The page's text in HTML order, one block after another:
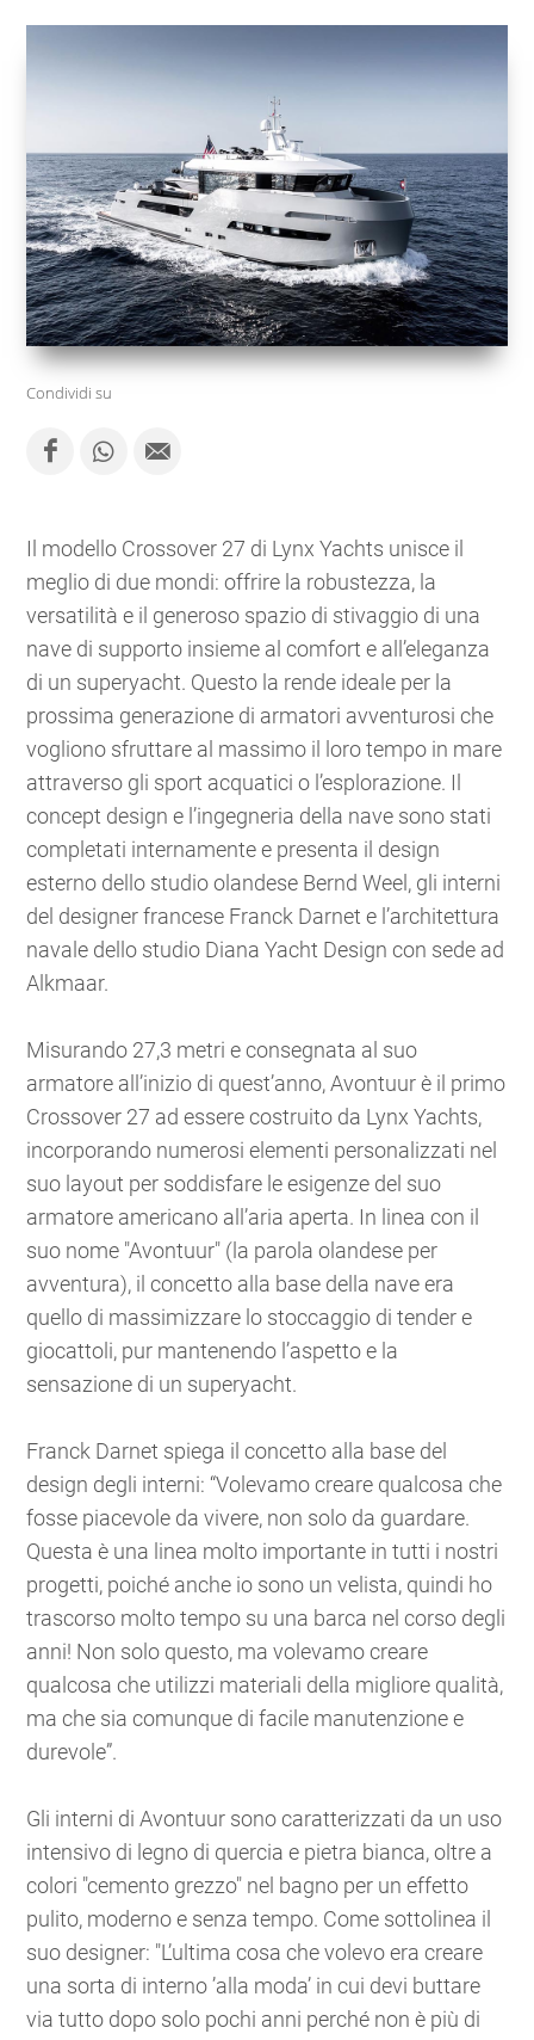
Condividi su
Il modello Crossover 27 di Lynx Yachts unisce il
meglio di due mondi: offrire la robustezza, la
versatilità e il generoso spazio di stivaggio di una
nave di supporto insieme al comfort e all’eleganza
di un superyacht. Questo la rende ideale per la
prossima generazione di armatori avventurosi che
vogliono sfruttare al massimo il loro tempo in mare
attraverso gli sport acquatici o l’esplorazione. Il
concept design e l’ingegneria della nave sono stati
completati internamente e presenta il design
esterno dello studio olandese Bernd Weel, gli interni
del designer francese Franck Darnet e l’architettura
navale dello studio Diana Yacht Design con sede ad
Alkmaar.
Misurando 27,3 metri e consegnata al suo
armatore all’inizio di quest’anno, Avontuur è il primo
Crossover 27 ad essere costruito da Lynx Yachts,
incorporando numerosi elementi personalizzati nel
suo layout per soddisfare le esigenze del suo
armatore americano all’aria aperta. In linea con il
suo nome "Avontuur" (la parola olandese per
avventura), il concetto alla base della nave era
quello di massimizzare lo stoccaggio di tender e
giocattoli, pur mantenendo l’aspetto e la
sensazione di un superyacht.
Franck Darnet spiega il concetto alla base del
design degli interni: “Volevamo creare qualcosa che
fosse piacevole da vivere, non solo da guardare.
Questa è una linea molto importante in tutti i nostri
progetti, poiché anche io sono un velista, quindi ho
trascorso molto tempo su una barca nel corso degli
anni! Non solo questo, ma volevamo creare
qualcosa che utilizzi materiali della migliore qualità,
ma che sia comunque di facile manutenzione e
durevole”.
Gli interni di Avontuur sono caratterizzati da un uso
intensivo di legno di quercia e pietra bianca, oltre a
colori "cemento grezzo" nel bagno per un effetto
pulito, moderno e senza tempo. Come sottolinea il
suo designer: "L’ultima cosa che volevo era creare
una sorta di interno ’alla moda’ in cui devi buttare
via tutto dopo solo pochi anni perché non è più di